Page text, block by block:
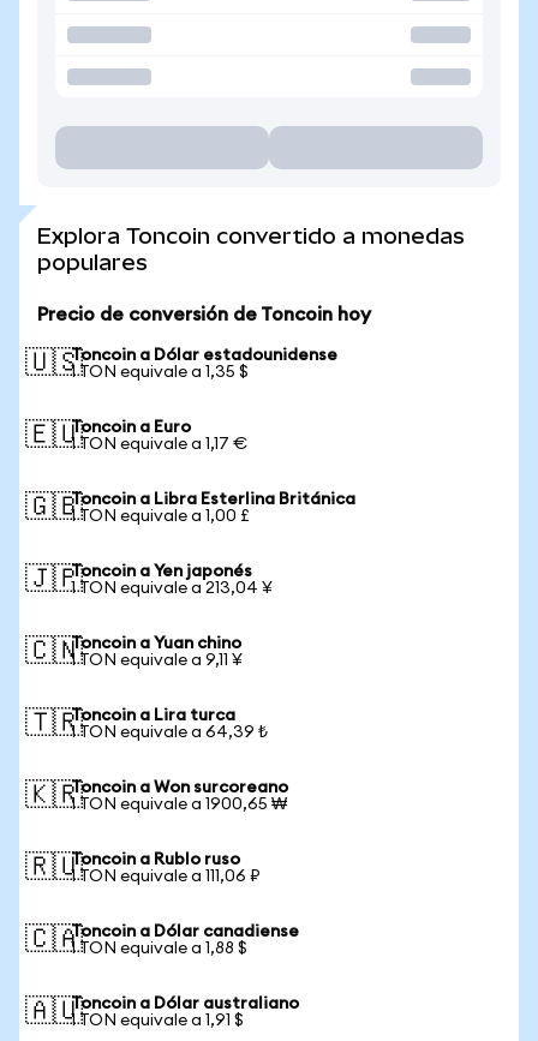
Explora Toncoin convertido a monedas
populares
Precio de conversión de Toncoin hoy
🇺🇸Toncoin a Dólar estadounidense
1 TON equivale a 1,35 $
🇪🇺Toncoin a Euro
1 TON equivale a 1,17 €
🇬🇧Toncoin a Libra Esterlina Británica
1 TON equivale a 1,00 £
🇯🇵Toncoin a Yen japonés
1 TON equivale a 213,04 ¥
🇨🇳Toncoin a Yuan chino
1 TON equivale a 9,11 ¥
🇹🇷Toncoin a Lira turca
1 TON equivale a 64,39 ₺
🇰🇷Toncoin a Won surcoreano
1 TON equivale a 1900,65 ₩
🇷🇺Toncoin a Rublo ruso
1 TON equivale a 111,06 ₽
🇨🇦Toncoin a Dólar canadiense
1 TON equivale a 1,88 $
🇦🇺Toncoin a Dólar australiano
1 TON equivale a 1,91 $